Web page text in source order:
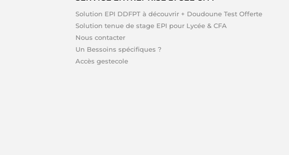
Solution EPI DDFPT à découvrir + Doudoune Test Offerte
Solution tenue de stage EPI pour Lycée & CFA
Nous contacter
Un Bessoins spécifiques ?
Accès gestecole